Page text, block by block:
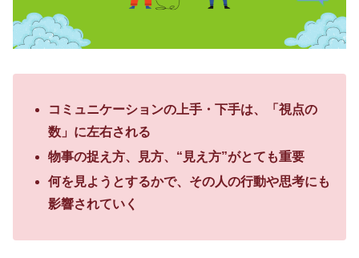
コミュニケーションの上手・下手は、「視点の
数」に左右される
物事の捉え方、見方、“見え方”がとても重要
何を見ようとするかで、その人の行動や思考にも
影響されていく